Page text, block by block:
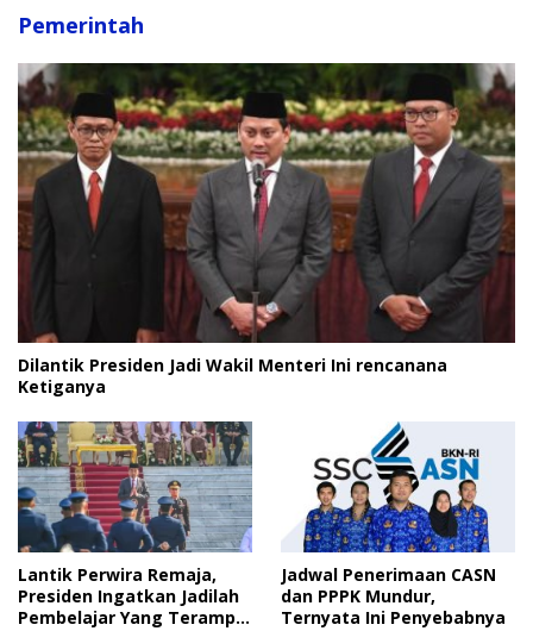
Pemerintah
Dilantik Presiden Jadi Wakil Menteri Ini rencanana
Ketiganya
Lantik Perwira Remaja,
Presiden Ingatkan Jadilah
Pembelajar Yang Terampil
Jadwal Penerimaan CASN
dan PPPK Mundur,
Ternyata Ini Penyebabnya